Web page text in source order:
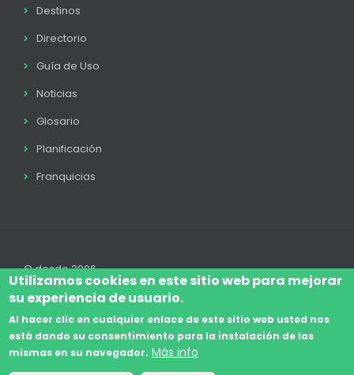
Destinos
Directorio
Guía de Uso
Noticias
Glosario
Planificación
Franquicias
© desde 2006
Footer
Aviso Legal Legal
Utilizamos cookies en este sitio web para mejorar
su experiencia de usuario.
Al hacer clic en cualquier enlace de este sitio web usted nos
está dando su consentimiento para la instalación de las
mismas en su navegador. Más info